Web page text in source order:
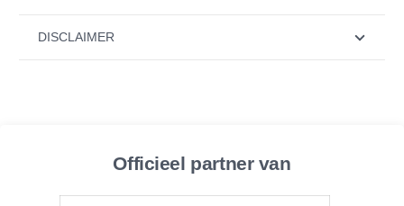
DISCLAIMER
Officieel partner van